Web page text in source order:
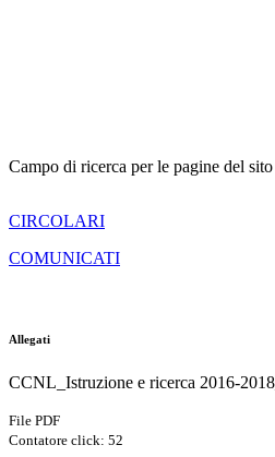
Campo di ricerca per le pagine del sito
CIRCOLARI
COMUNICATI
Allegati
CCNL_Istruzione e ricerca 2016-
File PDF
Contatore click: 52